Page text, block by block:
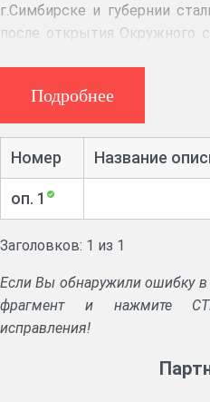
г.Симбирске и губернии
после открытия Окружного
Диевского,
Максимова,
1918гг.). Нотариусы в
подконтрольны Окружному
Подробнее
Номер Название
оп. 1
Заголовков: 1 из 1
Если Вы обнаружили ошибку в
фрагмент и нажмите
исправления!